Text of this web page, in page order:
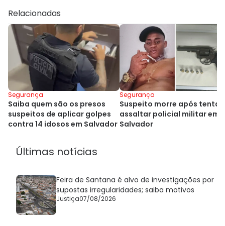
Relacionadas
Segurança
Saiba quem são os presos
suspeitos de aplicar golpes
contra 14 idosos em Salvador
Segurança
Suspeito morre após tentar
assaltar policial militar em
Salvador
Últimas notícias
Feira de Santana é alvo de investigações por
supostas irregularidades; saiba motivos
Justiça07/08/2026